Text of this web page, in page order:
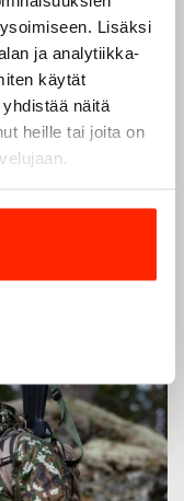
Lisäksi
ja analytiikka-
käytät
näitä
heille tai joita on
joka on toiminut
vaatteita,
käyttäjien
kokemus inspiroi